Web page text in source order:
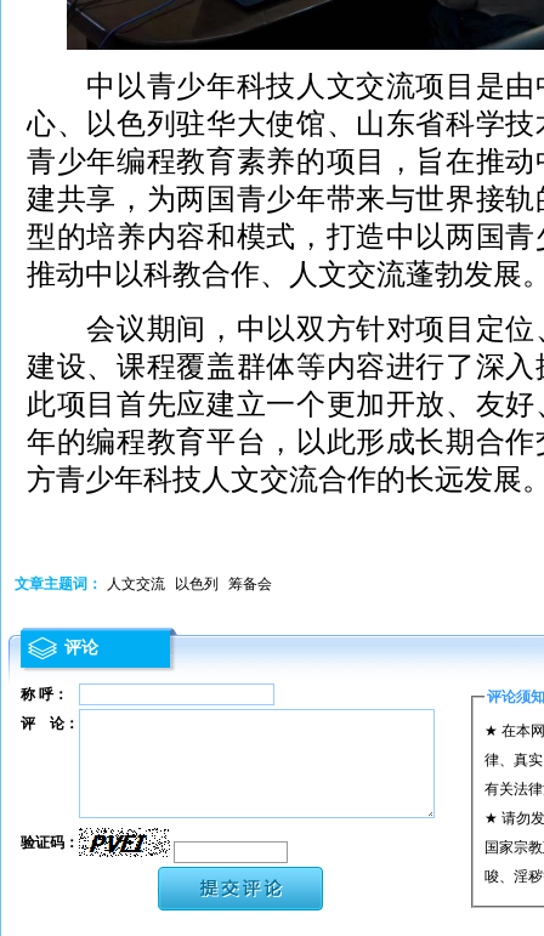
中以青少年科技人文交流项目是由
心、以色列驻华大使馆、山东省科学
青少年编程教育素养的项目，旨在推
建共享，为两国青少年带来与世界接
型的培养内容和模式，打造中以两国
推动中以科教合作、人文交流蓬勃发展
会议期间，中以双方针对项目定位
建设、课程覆盖群体等内容进行了深
此项目首先应建立一个更加开放、友
年的编程教育平台，以此形成长期合
方青少年科技人文交流合作的长远发展
文章主题词： 人文交流 以色列 筹备会
评论
称 呼： 评论须知
★ 在本
律、真
有关法
★ 请勿
国家宗
唆、淫
★ 承担
评 论：
验证码：